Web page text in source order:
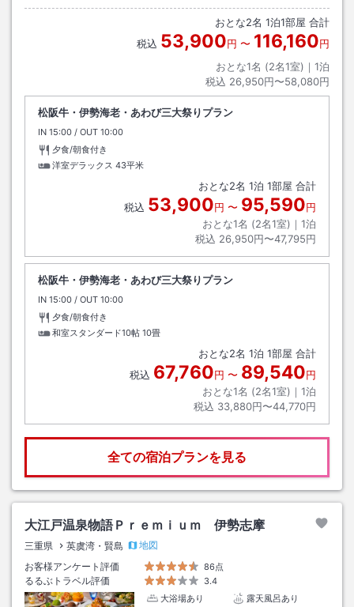
おとな2名 1泊1部屋 合計
税込 53,900円 〜 116,160円
おとな1名 (2名1室)｜ 1泊
税込 26,950円〜58,080円
松阪牛・伊勢海老・あわび三大祭りプラン
IN チェックイン
15:00 / OUT チェックアウト
10:00
夕食/朝食付き
洋室デラックス 43平米
おとな2名 1泊 1部屋 合計
税込 53,900円 〜 95,590円
おとな1名 (2名1室)｜ 1泊
税込 26,950円〜47,795円
松阪牛・伊勢海老・あわび三大祭りプラン
IN チェックイン
15:00 / OUT チェックアウト
10:00
夕食/朝食付き
和室スタンダード10帖 10畳
おとな2名 1泊 1部屋 合計
税込 67,760円 〜 89,540円
おとな1名 (2名1室)｜ 1泊
税込 33,880円〜44,770円
全ての宿泊プランを見る
大江戸温泉物語Ｐｒｅｍｉｕｍ 伊勢志摩
三重県 英虞湾・賢島
地図
お客様アンケート評価
86点
るるぶトラベル評価
3.4
大浴場あり
露天風呂あり